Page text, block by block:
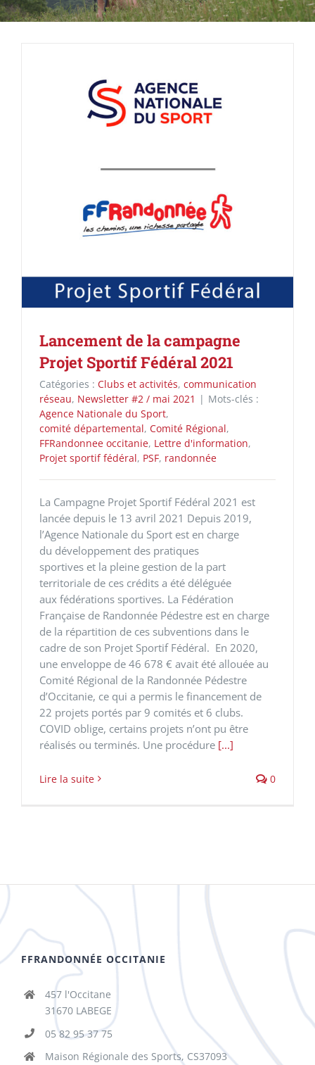
Lancement de la campagne
Projet Sportif Fédéral 2021
Catégories : Clubs et activités, communication
réseau, Newsletter #2 / mai 2021 | Mots-clés :
Agence Nationale du Sport,
comité départemental, Comité Régional,
FFRandonnee occitanie, Lettre d'information,
Projet sportif fédéral, PSF, randonnée
La Campagne Projet Sportif Fédéral 2021 est
lancée depuis le 13 avril 2021 Depuis 2019,
l’Agence Nationale du Sport est en charge
du développement des pratiques
sportives et la pleine gestion de la part
territoriale de ces crédits a été déléguée
aux fédérations sportives. La Fédération
Française de Randonnée Pédestre est en charge
de la répartition de ces subventions dans le
cadre de son Projet Sportif Fédéral. En 2020,
une enveloppe de 46 678 € avait été allouée au
Comité Régional de la Randonnée Pédestre
d’Occitanie, ce qui a permis le financement de
22 projets portés par 9 comités et 6 clubs.
COVID oblige, certains projets n’ont pu être
réalisés ou terminés. Une procédure [...]
Lire la suite 0
FFRANDONNÉE OCCITANIE
457 l'Occitane
31670 LABEGE
05 82 95 37 75
Maison Régionale des Sports, CS37093